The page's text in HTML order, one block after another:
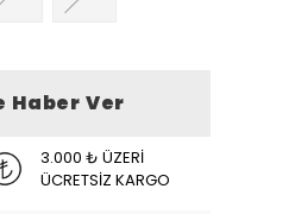
Haber Ver
3.000 ₺ ÜZERİ
ÜCRETSİZ KARGO